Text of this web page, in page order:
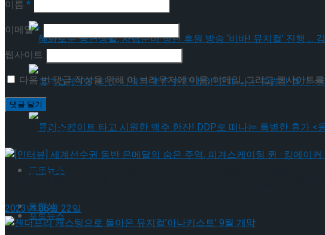
혜화로운 공연생활, 자립준비 청년 후원 방송 ‘비바! 뮤지컬’ 진행 … 김지훈, 신성
롤러스케이트 타고 시원한 맥주 한잔! DDP로 떠나는 특별한 휴가 <동대문 바이
포토뉴스
동영상
혜화로운 공연생활, 자립준비 청년 후원 방송 ‘비바! 뮤지컬’ 진행 … 김지훈, 신성
롤러스케이트 타고 시원한 맥주 한잔! DDP로 떠나는 특별한 휴가 <동대문 바이브>
포토뉴스
이름 *
이메일*
웹사이트
다음 번 댓글 작성을 위해 이 브라우저에 이름, 이메일, 그리고 웹사이트
이번주 인기뉴스
2023년 06월 22일